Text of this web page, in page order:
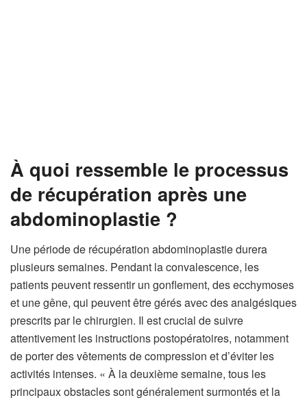
À quoi ressemble le processus
de récupération après une
abdominoplastie ?
Une période de récupération abdominoplastie durera
plusieurs semaines. Pendant la convalescence, les
patients peuvent ressentir un gonflement, des ecchymoses
et une gêne, qui peuvent être gérés avec des analgésiques
prescrits par le chirurgien. Il est crucial de suivre
attentivement les instructions postopératoires, notamment
de porter des vêtements de compression et d’éviter les
activités intenses. « À la deuxième semaine, tous les
principaux obstacles sont généralement surmontés et la